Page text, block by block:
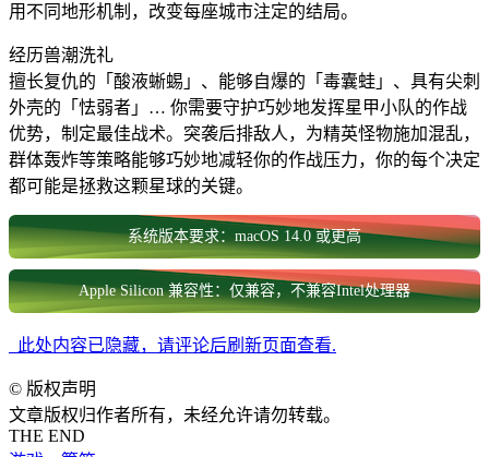
用不同地形机制，改变每座城市注定的结局。
经历兽潮洗礼
擅长复仇的「酸液蜥蜴」、能够自爆的「毒囊蛙」、具有尖刺
外壳的「怯弱者」… 你需要守护巧妙地发挥星甲小队的作战
优势，制定最佳战术。突袭后排敌人，为精英怪物施加混乱，
群体轰炸等策略能够巧妙地减轻你的作战压力，你的每个决定
都可能是拯救这颗星球的关键。
系统版本要求：macOS 14.0 或更高
Apple Silicon 兼容性：仅兼容，不兼容Intel处理器
此处内容已隐藏，请评论后刷新页面查看.
© 版权声明
文章版权归作者所有，未经允许请勿转载。
THE END